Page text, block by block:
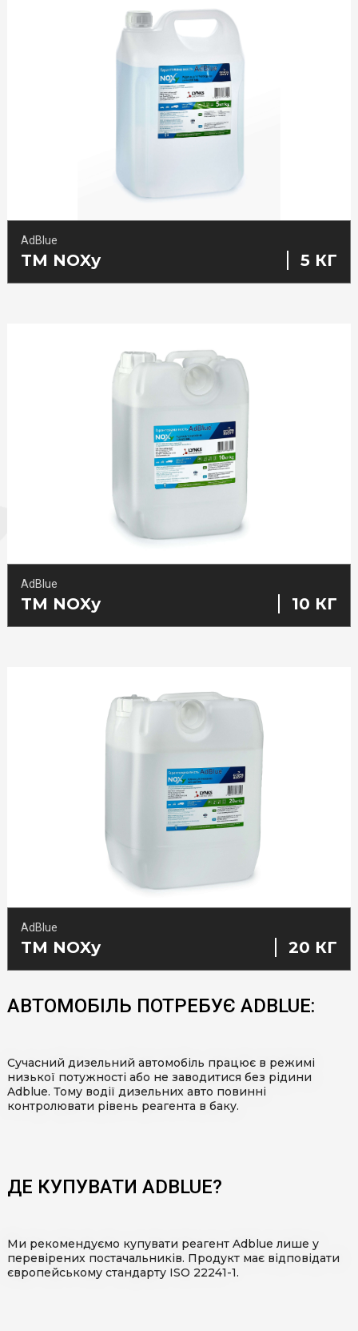
ЗАМОВЛЯЙ
НАШУ ПРОДУКЦІЮ
PRIVATE LABEL
ВІДКРИВАЙ
ВЛАСНИЙ МАГАЗИНИ
Засоби для дезінфекції рук, шкіри та некритичних поверхонь
Засоби для дезінфекції поверхонь, обладнання, харчових
Мийні засоби з дезінфікуючим ефектом
Автохімія та Автокосметика
Побутова хімія
Інше
AdBlue
AdBlue
TM NOXу 5 КГ
AdBlue
TM NOXу 10 КГ
AdBlue
TM NOXу 20 КГ
АВТОМОБІЛЬ ПОТРЕБУЄ ADBLUE:
Сучасний дизельний автомобіль працює в режимі
низької потужності або не заводитися без рідини
Adblue. Тому водії дизельних авто повинні
контролювати рівень реагента в баку.
ДЕ КУПУВАТИ ADBLUE?
Ми рекомендуємо купувати реагент Adblue лише у
перевірених постачальників. Продукт має відповідати
європейському стандарту ISO 22241-1.